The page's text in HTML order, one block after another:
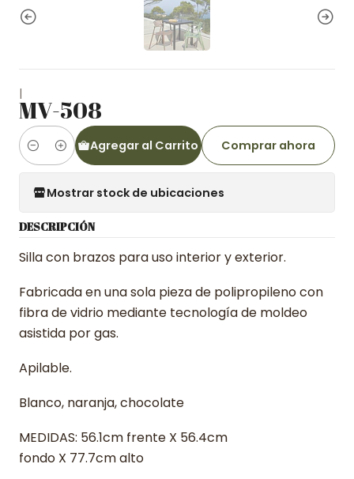
|
MV-508
Cantidad
Agregar al Carrito Comprar ahora
Mostrar stock de ubicaciones
DESCRIPCIÓN
Silla con brazos para uso interior y exterior.
Fabricada en una sola pieza de polipropileno con
fibra de vidrio mediante tecnología de moldeo
asistida por gas.
Apilable.
Blanco, naranja, chocolate
MEDIDAS: 56.1cm frente X 56.4cm
fondo X 77.7cm alto